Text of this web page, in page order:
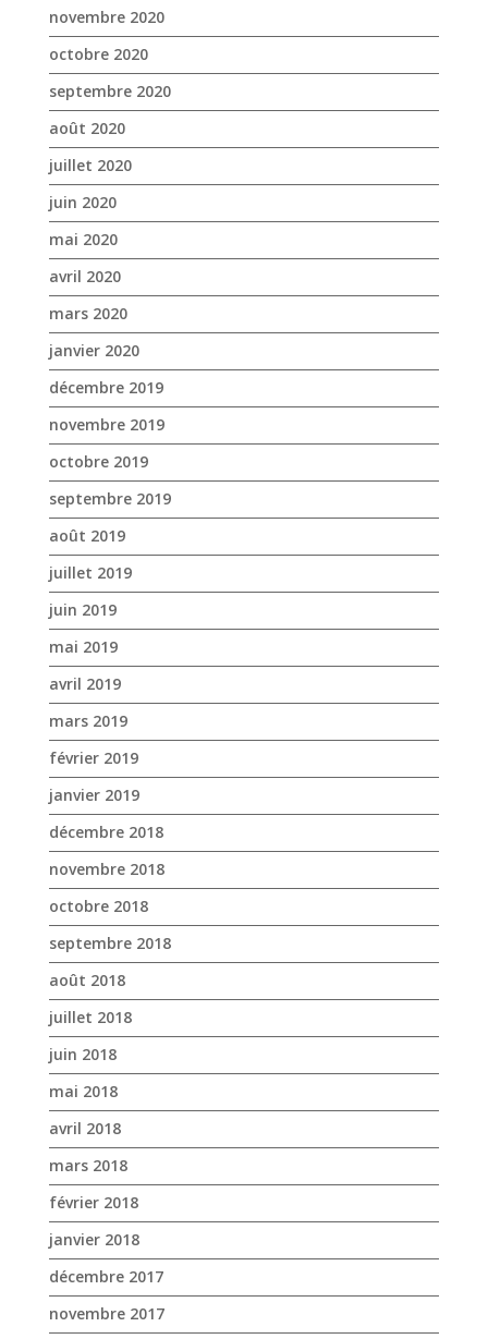
novembre 2020
octobre 2020
septembre 2020
août 2020
juillet 2020
juin 2020
mai 2020
avril 2020
mars 2020
janvier 2020
décembre 2019
novembre 2019
octobre 2019
septembre 2019
août 2019
juillet 2019
juin 2019
mai 2019
avril 2019
mars 2019
février 2019
janvier 2019
décembre 2018
novembre 2018
octobre 2018
septembre 2018
août 2018
juillet 2018
juin 2018
mai 2018
avril 2018
mars 2018
février 2018
janvier 2018
décembre 2017
novembre 2017